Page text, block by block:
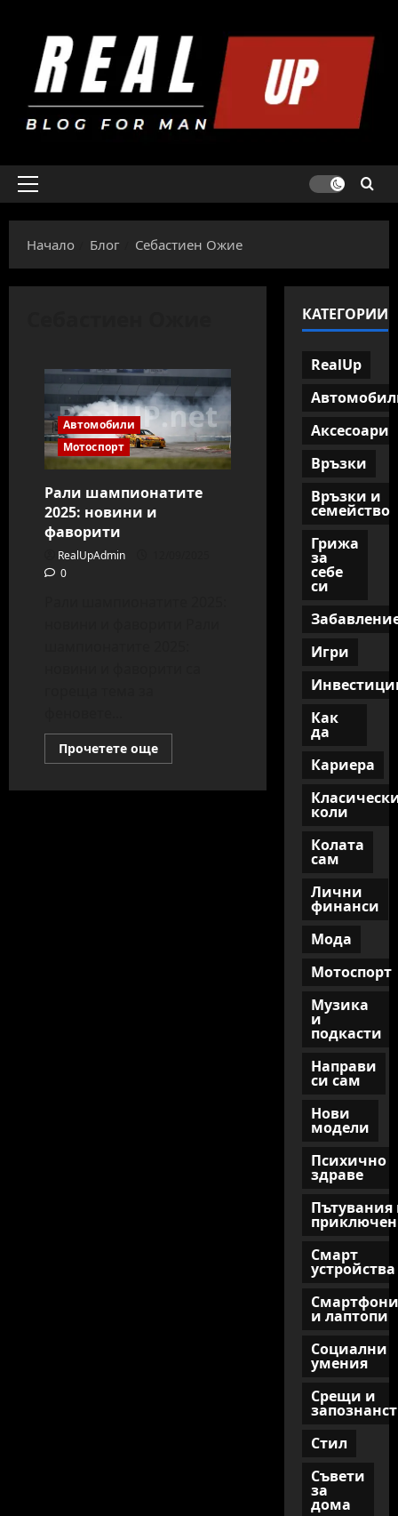
content
Primary
Начало
Блог Себастиен Ожие
Автомобили
Мотоспорт
Рали шампионатите
2025: новини и
фаворити
RealUpAdmin
0
Прочетете ощеRead
more
КАТЕГОРИИ
RealUp
Аксесоари
Връзки
Връзки и
семейство
Грижа
за
себе
си
Игри
Как
да
Кариера
коли
Колата
сам
Лични
финанси
Мода
Мотоспорт
Музика
и
подкасти
Направи
си сам
Нови
модели
Психично
здраве
Пътувания
Смарт
устройства
Смартфони
и лаптопи
Социални
умения
Срещи и
Стил
Съвети
за
дома